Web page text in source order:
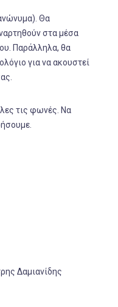
Θα
στα μέσα
Παράλληλα, θα
για να ακουστεί
τις φωνές. Να
Δαμιανίδης